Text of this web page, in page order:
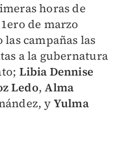
horas de
de marzo
campañas las
a la gubernatura
Libia Dennise
Ledo,Alma
y Yulma